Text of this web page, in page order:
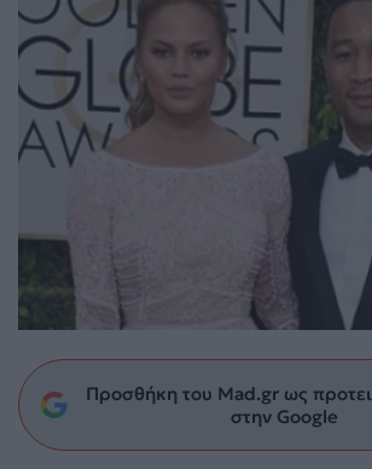
Προσθήκη του Mad.gr ως
στην Google